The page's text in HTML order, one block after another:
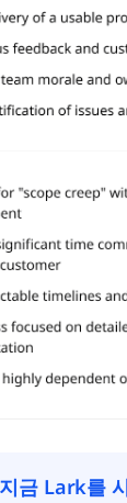
지금 Lark를